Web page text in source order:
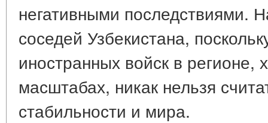
негативными последствиями.
соседей Узбекистана,
иностранных войск в регионе,
масштабах, никак нельзя
стабильности и мира.